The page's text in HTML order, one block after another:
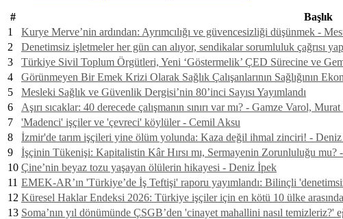
# Başlık
1
Kurye Merve’nin ardından: Ayrımcılığı ve güvencesizliği düşünmek -
2
Denetimsiz işletmeler her gün can alıyor, sendikalar sorumluluk çağrısı
3
Türkiye Sivil Toplum Örgütleri, Yeni ‘Göstermelik’ ÇED Sürecine ve
4
Görünmeyen Bir Emek Krizi Olarak Sağlık Çalışanlarının Sağlığının
5
Mesleki Sağlık ve Güvenlik Dergisi’nin 80’inci Sayısı Yayımlandı
6
Aşırı sıcaklar: 40 derecede çalışmanın sınırı var mı? - Gamze Varol,
7
'Madenci' işçiler ve 'çevreci' köylüler - Cemil Aksu
8
İzmir'de tarım işçileri yine ölüm yolunda: Kaza değil ihmal zinciri! -
9
İşçinin Tükenişi: Kapitalistin Kâr Hırsı mı, Sermayenin Zorunluluğu mu?
10 Çine’nin beyaz tozu yaşayan ölülerin hikayesi - Deniz İpek
11 EMEK-AR’ın 'Türkiye’de İş Teftişi' raporu yayımlandı: Bilinçli
12 Küresel Haklar Endeksi 2026: Türkiye işçiler için en kötü 10 ülke
13 Soma’nın yıl dönümünde ÇSGB’den 'cinayet mahallini nasıl temizleriz?'